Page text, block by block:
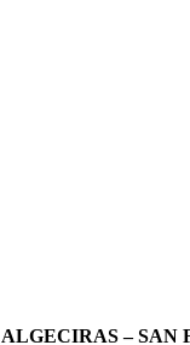
– SAN